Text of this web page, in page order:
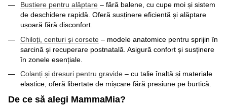
Bustiere pentru alăptare – fără balene, cu cupe moi și sistem
de deschidere rapidă. Oferă susținere eficientă și alăptare
ușoară fără disconfort.
Chiloți, centuri și corsete – modele anatomice pentru sprijin în
sarcină și recuperare postnatală. Asigură confort și susținere
în zonele esențiale.
Colanți și dresuri pentru gravide – cu talie înaltă și materiale
elastice, oferă libertate de mișcare fără presiune pe burtică.
De ce să alegi MammaMia?